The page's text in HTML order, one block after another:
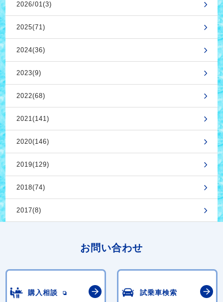
2026/01(3)
2025(71)
2024(36)
2023(9)
2022(68)
2021(141)
2020(146)
2019(129)
2018(74)
2017(8)
お問い合わせ
購入相談 試乗車検索